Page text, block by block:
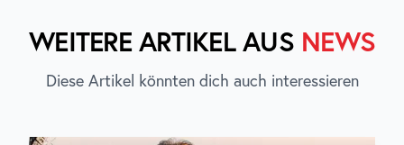
WEITERE ARTIKEL AUS NEWS
Diese Artikel könnten dich auch interessieren